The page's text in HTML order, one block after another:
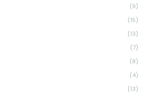
(9)
(15)
(13)
(7)
(8)
(4)
(13)